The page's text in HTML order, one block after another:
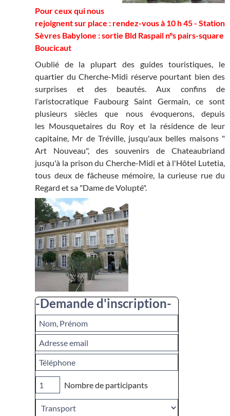
Pour ceux qui nous
rejoignent sur place : rendez-vous à 10 h 45 - Station
Sèvres Babylone : sortie Bld Raspail n°s pairs-square
Boucicaut
Oublié de la plupart des guides touristiques, le
quartier du Cherche-Midi réserve pourtant bien des
surprises et des beautés. Aux confins de
l'aristocratique Faubourg Saint Germain, ce sont
plusieurs siècles que nous évoquerons, depuis
les Mousquetaires du Roy et la résidence de leur
capitaine, Mr de Tréville, jusqu'aux belles maisons "
Art Nouveau", des souvenirs de Chateaubriand
jusqu'à la prison du Cherche-Midi et à l'Hôtel Lutetia,
tous deux de fâcheuse mémoire, la curieuse rue du
Regard et sa "Dame de Volupté".
-Demande d'inscription-
Nombre de participants